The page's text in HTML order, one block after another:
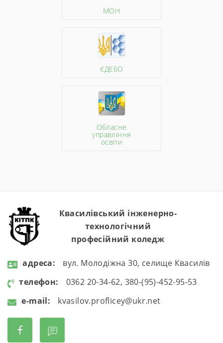
МОН
ЄДЕБО
Обласне
управління
освіти
Квасилівський інженерно-
технологічний
професійний коледж
aдресa:
вул. Молодіжна 30, селище Квасилів
телефон:
0362 20-34-62, 380-(95)-452-95-53
e-mail:
kvasilov.proflicey@ukr.net